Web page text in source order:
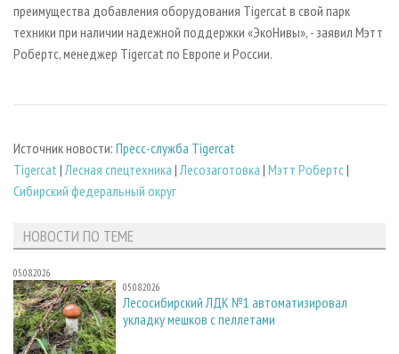
преимущества добавления оборудования Tigercat в свой парк
техники при наличии надежной поддержки «ЭкоНивы», - заявил Мэтт
Робертс, менеджер Tigercat по Европе и России.
Источник новости: Пресс-служба Tigercat
Tigercat |Лесная спецтехника |Лесозаготовка | Мэтт Робертс|
Сибирский федеральный округ
НОВОСТИ ПО ТЕМЕ
05.08.2026
05.08.2026
Лесосибирский ЛДК №1 автоматизировал
укладку мешков с пеллетами